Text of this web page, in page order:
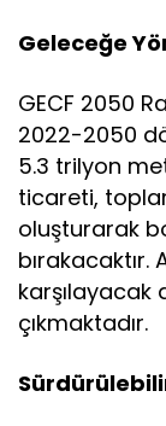
Geleceğe
GECF 2050
2022-2050
5.3 trilyon
ticareti,
oluşturarak
bırakacaktır.
çıkmaktadır.